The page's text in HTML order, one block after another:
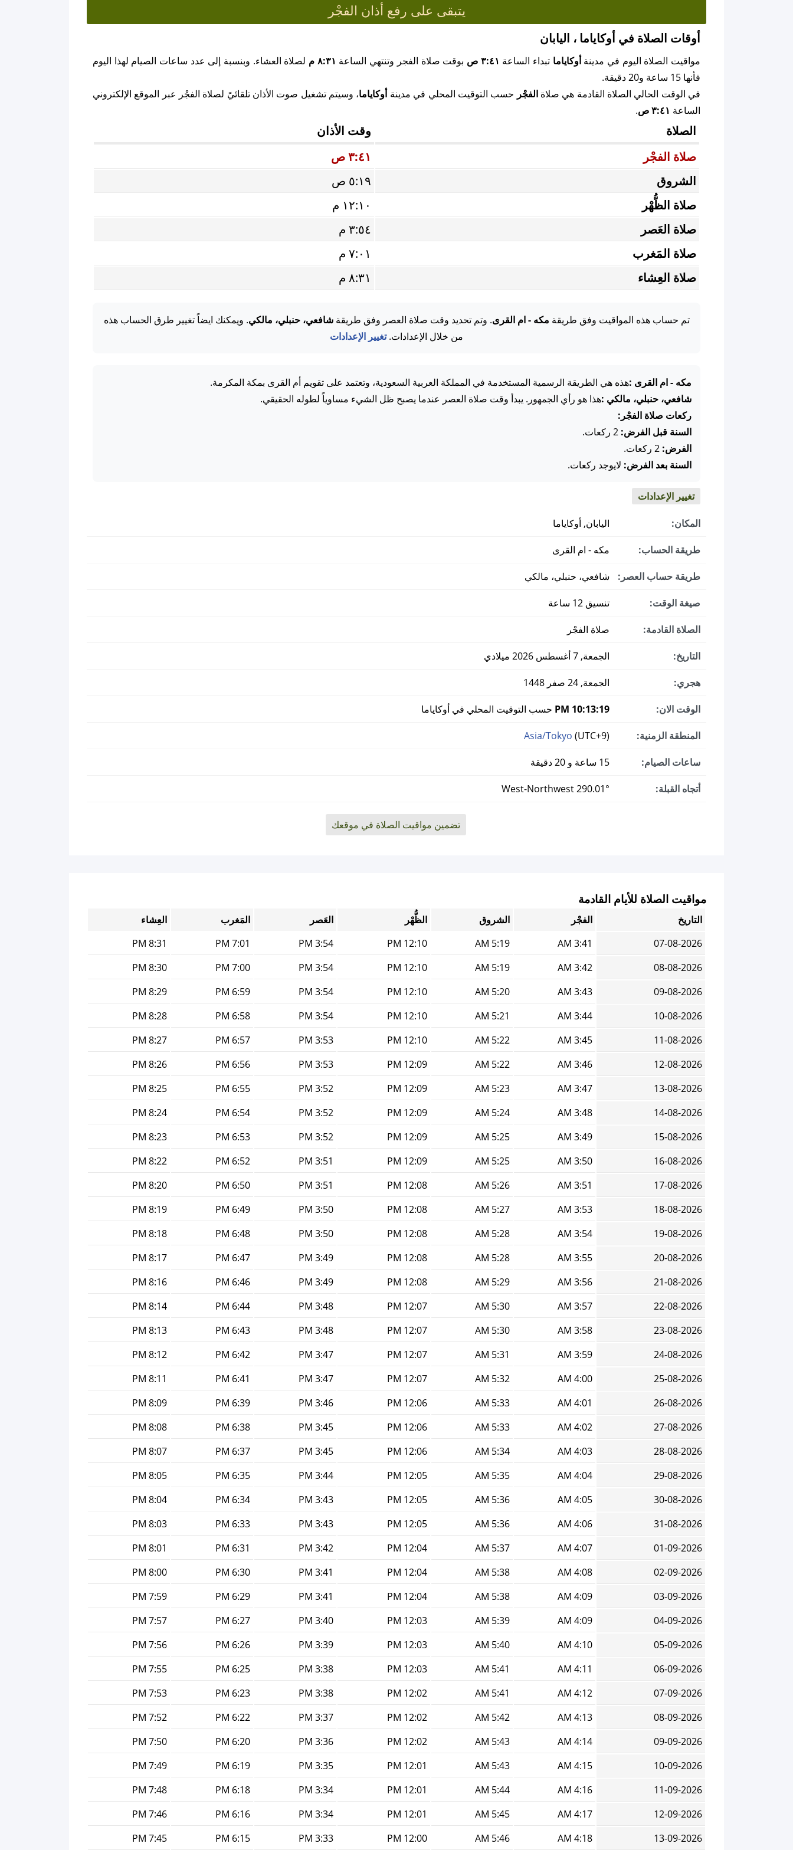
يتبقى على رفع أذان الفجْر
أوقات الصلاة في أوكاياما ، اليابان
مواقيت الصلاة اليوم في مدينةأوكاياما تبداء الساعة ٣:٤١ ص بوقت صلاة الفجر وتنتهي الساعة ٨:٣١ م
لصلاة العشاء. وبنسبة إلى عدد ساعات الصيام لهذا اليوم
فأنها 15 ساعة و20 دقيقة.
في الوقت الحالي الصلاة القادمة هي صلاةالفجْر حسب التوقيت المحلي في مدينةأوكاياما، وسيتم تشغيل صوت الأذان تلقائيً لصلاة الفجْر عبر الموقع الإلكتروني
الساعة ٣:٤١ ص .
الصلاة
وقت الأذان
صلاة الفجْر
٣:٤١ ص
الشروق
٥:١٩ ص
صلاة الظُّهْر
١٢:١٠ م
صلاة العَصر
٣:٥٤ م
صلاة المَغرب
٧:٠١ م
صلاة العِشاء
٨:٣١ م
تم حساب هذه المواقيت وفق طريقة مكه - ام القرى. وتم تحديد وقت صلاة العصر وفق طريقةشافعي، حنبلي، مالكي. ويمكنك ايضاً تغيير طرق الحساب هذه
من خلال الإعدادات.تغيير الإعدادات
مكه - ام القرى :هذه هي الطريقة الرسمية المستخدمة في المملكة العربية السعودية، وتعتمد على تقويم أم القرى بمكة المكرمة.
شافعي، حنبلي، مالكي :هذا هو رأي الجمهور. يبدأ وقت صلاة العصر عندما يصبح ظل الشيء مساوياً لطوله الحقيقي.
ركعات صلاة الفجْر:
السنة قبل الفرض:
الفرض:
السنة بعد الفرض: لايوجد ركعات.
تغيير الإعدادات
المكان: اليابان, أوكاياما
طريقة الحساب: مكه - ام القرى
طريقة حساب العصر: شافعي، حنبلي، مالكي
صيغة الوقت: تنسيق 12 ساعة
الصلاة القادمة: صلاة الفجْر
التاريخ: الجمعة, 7 أغسطس 2026 ميلادي
هجري: الجمعة, 24 صفر 1448
الوقت الان: 10:13:20 PM حسب التوقيت المحلي في أوكاياما
المنطقة الزمنية: Asia/Tokyo (UTC+9)
ساعات الصيام:
أتجاه القبلة:
تضمين مواقيت الصلاة في موقعك
مواقيت الصلاة للأيام القادمة
التاريخ الفجْر الشروق الظُّهْر العَصر المَغرب
العِشاء
07-08-2026
3:41 AM
5:19 AM
12:10 PM
3:54 PM
7:01 PM
8:31 PM
08-08-2026
3:42 AM
5:19 AM
12:10 PM
3:54 PM
7:00 PM
8:30 PM
09-08-2026
3:43 AM
5:20 AM
12:10 PM
3:54 PM
6:59 PM
8:29 PM
10-08-2026
3:44 AM
5:21 AM
12:10 PM
3:54 PM
6:58 PM
8:28 PM
11-08-2026
3:45 AM
5:22 AM
12:10 PM
3:53 PM
6:57 PM
8:27 PM
12-08-2026
3:46 AM
5:22 AM
12:09 PM
3:53 PM
6:56 PM
8:26 PM
13-08-2026
3:47 AM
5:23 AM
12:09 PM
3:52 PM
6:55 PM
8:25 PM
14-08-2026
3:48 AM
5:24 AM
12:09 PM
3:52 PM
6:54 PM
8:24 PM
15-08-2026
3:49 AM
5:25 AM
12:09 PM
3:52 PM
6:53 PM
8:23 PM
16-08-2026
3:50 AM
5:25 AM
12:09 PM
3:51 PM
6:52 PM
8:22 PM
17-08-2026
3:51 AM
5:26 AM
12:08 PM
3:51 PM
6:50 PM
8:20 PM
18-08-2026
3:53 AM
5:27 AM
12:08 PM
3:50 PM
6:49 PM
8:19 PM
19-08-2026
3:54 AM
5:28 AM
12:08 PM
3:50 PM
6:48 PM
8:18 PM
20-08-2026
3:55 AM
5:28 AM
12:08 PM
3:49 PM
6:47 PM
8:17 PM
21-08-2026
3:56 AM
5:29 AM
12:08 PM
3:49 PM
6:46 PM
8:16 PM
22-08-2026
3:57 AM
5:30 AM
12:07 PM
3:48 PM
6:44 PM
8:14 PM
23-08-2026
3:58 AM
5:30 AM
12:07 PM
3:48 PM
6:43 PM
8:13 PM
24-08-2026
3:59 AM
5:31 AM
12:07 PM
3:47 PM
6:42 PM
8:12 PM
25-08-2026
4:00 AM
5:32 AM
12:07 PM
3:47 PM
6:41 PM
8:11 PM
26-08-2026
4:01 AM
5:33 AM
12:06 PM
3:46 PM
6:39 PM
8:09 PM
27-08-2026
4:02 AM
5:33 AM
12:06 PM
3:45 PM
6:38 PM
8:08 PM
28-08-2026
4:03 AM
5:34 AM
12:06 PM
3:45 PM
6:37 PM
8:07 PM
29-08-2026
4:04 AM
5:35 AM
12:05 PM
3:44 PM
6:35 PM
8:05 PM
30-08-2026
4:05 AM
5:36 AM
12:05 PM
3:43 PM
6:34 PM
8:04 PM
31-08-2026
4:06 AM
5:36 AM
12:05 PM
3:43 PM
6:33 PM
8:03 PM
01-09-2026
4:07 AM
5:37 AM
12:04 PM
3:42 PM
6:31 PM
8:01 PM
02-09-2026
4:08 AM
5:38 AM
12:04 PM
3:41 PM
6:30 PM
8:00 PM
03-09-2026
4:09 AM
5:38 AM
12:04 PM
3:41 PM
6:29 PM
7:59 PM
04-09-2026
4:09 AM
5:39 AM
12:03 PM
3:40 PM
6:27 PM
7:57 PM
05-09-2026
4:10 AM
5:40 AM
12:03 PM
3:39 PM
6:26 PM
7:56 PM
06-09-2026
4:11 AM
5:41 AM
12:03 PM
3:38 PM
6:25 PM
7:55 PM
07-09-2026
4:12 AM
5:41 AM
12:02 PM
3:38 PM
6:23 PM
7:53 PM
08-09-2026
4:13 AM
5:42 AM
12:02 PM
3:37 PM
6:22 PM
7:52 PM
09-09-2026
4:14 AM
5:43 AM
12:02 PM
3:36 PM
6:20 PM
7:50 PM
10-09-2026
4:15 AM
5:43 AM
12:01 PM
3:35 PM
6:19 PM
7:49 PM
11-09-2026
4:16 AM
5:44 AM
12:01 PM
3:34 PM
6:18 PM
7:48 PM
12-09-2026
4:17 AM
5:45 AM
12:01 PM
3:34 PM
6:16 PM
7:46 PM
13-09-2026
4:18 AM
5:46 AM
12:00 PM
3:33 PM
6:15 PM
7:45 PM